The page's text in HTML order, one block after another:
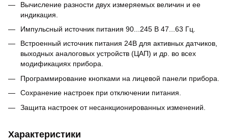
Вычисление разности двух измеряемых величин и ее
индикация.
Импульсный источник питания 90...245 В 47...63 Гц.
Встроенный источник питания 24В для активных датчиков,
выходных аналоговых устройств (ЦАП) и др. во всех
модификациях прибора.
Программирование кнопками на лицевой панели прибора.
Сохранение настроек при отключении питания.
Защита настроек от несанкционированных изменений.
Характеристики